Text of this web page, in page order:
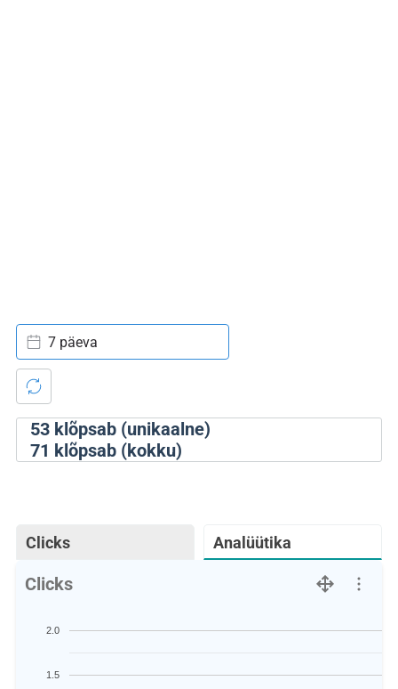
53klõpsab (unikaalne)
71 klõpsab (kokku)
7 päeva
Clicks Analüütika
Clicks
1.5
2.0